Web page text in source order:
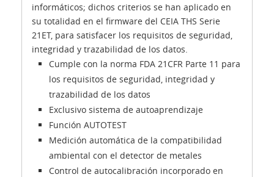
informáticos; dichos criterios se han aplicado en
su totalidad en el firmware del CEIA THS Serie
21ET, para satisfacer los requisitos de seguridad,
integridad y trazabilidad de los datos.
Cumple con la norma FDA 21CFR Parte 11 para
los requisitos de seguridad, integridad y
trazabilidad de los datos
Exclusivo sistema de autoaprendizaje
Función AUTOTEST
Medición automática de la compatibilidad
ambiental con el detector de metales
Control de autocalibración incorporado en